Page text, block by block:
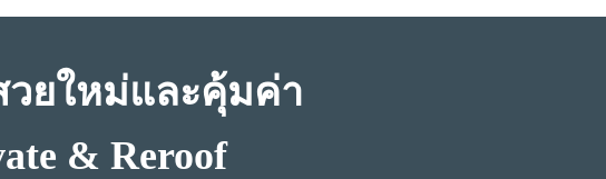
ยใหม่และคุ้มค่า
& Reroof